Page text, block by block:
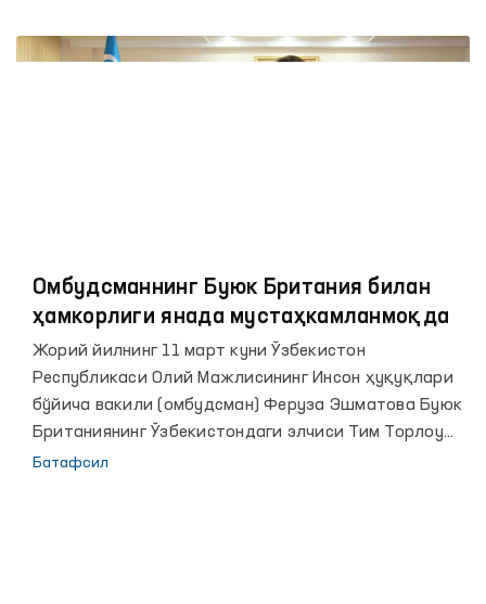
шартномани амалга оширилишини кўриб чиқиш
Омбудсманнинг Буюк Британия билан
ҳамкорлиги янада мустаҳкамланмоқда
Жорий йилнинг 11 март куни Ўзбекистон
Республикаси Олий Мажлисининг Инсон ҳуқуқлари
бўйича вакили (омбудсман) Феруза Эшматова Буюк
Британиянинг Ўзбекистондаги элчиси Тим Торлоу
ҳамда Сиёсий масалалар ва жамоатчилик
Батафсил